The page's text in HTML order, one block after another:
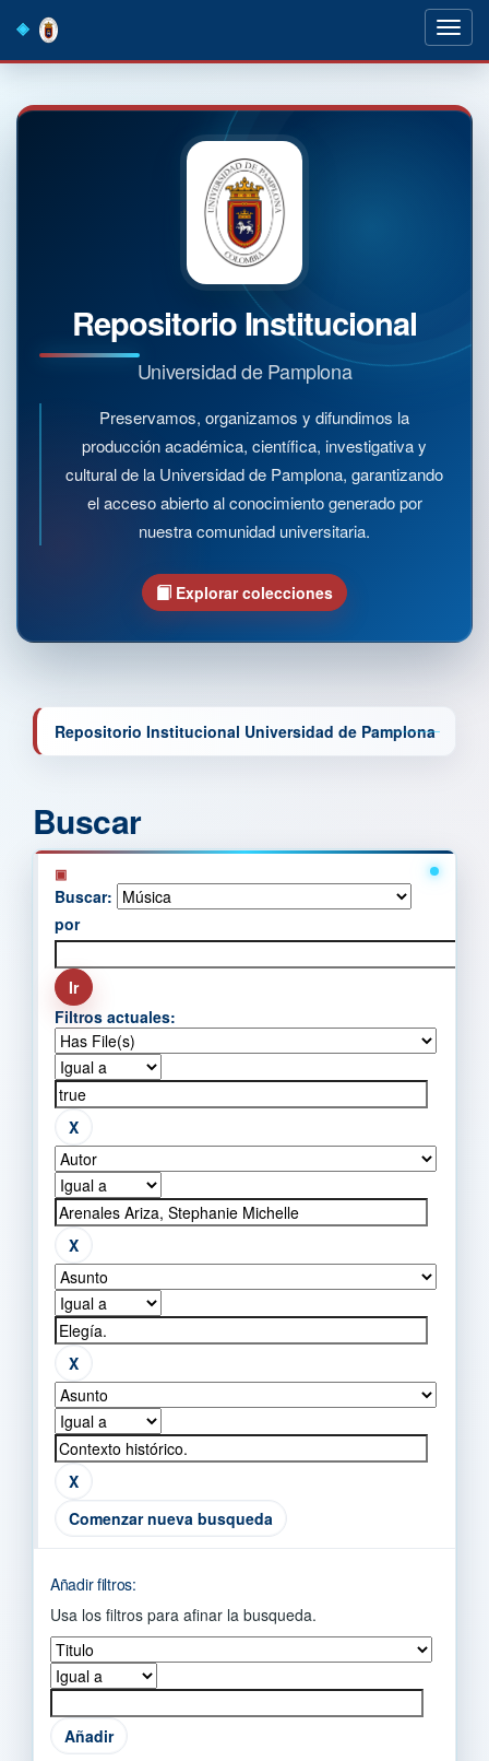
navigation
Repositorio Institucional
Universidad de Pamplona
Preservamos, organizamos y difundimos la
producción académica, científica, investigativa y
cultural de la Universidad de Pamplona, garantizando
el acceso abierto al conocimiento generado por
nuestra comunidad universitaria.
Explorar colecciones
Repositorio Institucional Universidad de Pamplona
Buscar
Buscar:
por
Filtros actuales:
Comenzar nueva busqueda
Añadir filtros:
Usa los filtros para afinar la busqueda.